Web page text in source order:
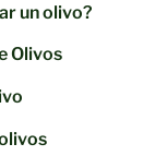
un olivo?
Olivos